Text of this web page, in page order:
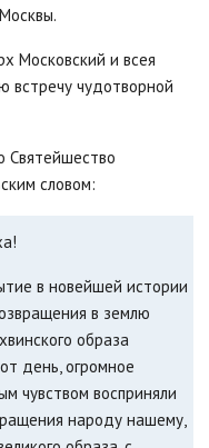
Московский и всея
встречу чудотворной
Святейшество
словом:
в новейшей истории
в землю
образа
день, огромное
чувством восприняли
народу нашему,